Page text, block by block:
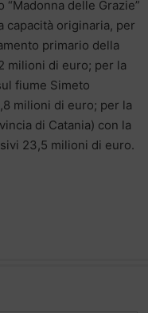
delle Grazie”
capacità originaria, per
primario della
milioni di euro; per la
fiume Simeto
milioni di euro; per la
di Catania) con la
23,5 milioni di euro.